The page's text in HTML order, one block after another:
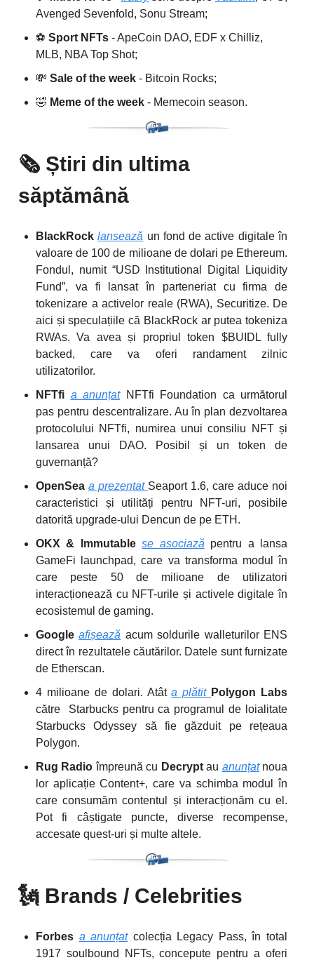
Avenged Sevenfold, Sonu Stream;
⚽️ Sport NFTs - ApeCoin DAO, EDF x Chilliz,
MLB, NBA Top Shot;
💸 Sale of the week - Bitcoin Rocks;
🤣 Meme of the week - Memecoin season.
🗞️ Știri din ultima
săptămână
BlackRock lansează un fond de active digitale în
valoare de 100 de milioane de dolari pe Ethereum.
Fondul, numit “USD Institutional Digital Liquidity
Fund”, va fi lansat în parteneriat cu firma de
tokenizare a activelor reale (RWA), Securitize. De
aici și speculațiile că BlackRock ar putea tokeniza
RWAs. Va avea și propriul token $BUIDL fully
backed, care va oferi randament zilnic
utilizatorilor.
NFTfi a anunțatNFTfi Foundation ca următorul
pas pentru descentralizare. Au în plan dezvoltarea
protocolului NFTfi, numirea unui consiliu NFT și
lansarea unui DAO. Posibil și un token de
guvernanță?
OpenSea a prezentat Seaport 1.6, care aduce noi
caracteristici și utilități pentru NFT-uri, posibile
datorită upgrade-ului Dencun de pe ETH.
OKX & Immutable se asociază pentru a lansa
GameFi launchpad, care va transforma modul în
care peste 50 de milioane de utilizatori
interacționează cu NFT-urile și activele digitale în
ecosistemul de gaming.
Google afișează acum soldurile walleturilor ENS
direct în rezultatele căutărilor. Datele sunt furnizate
de Etherscan.
4 milioane de dolari. Atâta plătit Polygon Labs
către Starbucks pentru ca programul de loialitate
Starbucks Odyssey să fie găzduit pe rețeaua
Polygon.
Rug Radio împreună cu Decryptau anunțatnoua
lor aplicație Content+, care va schimba modul în
care consumăm contentul și interacționăm cu el.
Pot fi câștigate puncte, diverse recompense,
accesate quest-uri și multe altele.
🗽 Brands / Celebrities
Forbes a anunțatcolecția Legacy Pass, în total
1917 soulbound NFTs, concepute pentru a oferi